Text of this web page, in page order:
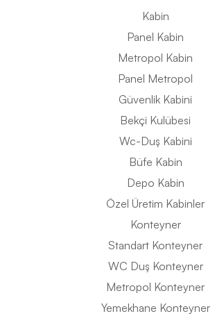
Kabin
Panel Kabin
Metropol Kabin
Panel Metropol
Güvenlik Kabini
Bekçi Kulübesi
Wc-Duş Kabini
Büfe Kabin
Depo Kabin
Özel Üretim Kabinler
Konteyner
Standart Konteyner
WC Duş Konteyner
Metropol Konteyner
Yemekhane Konteyner